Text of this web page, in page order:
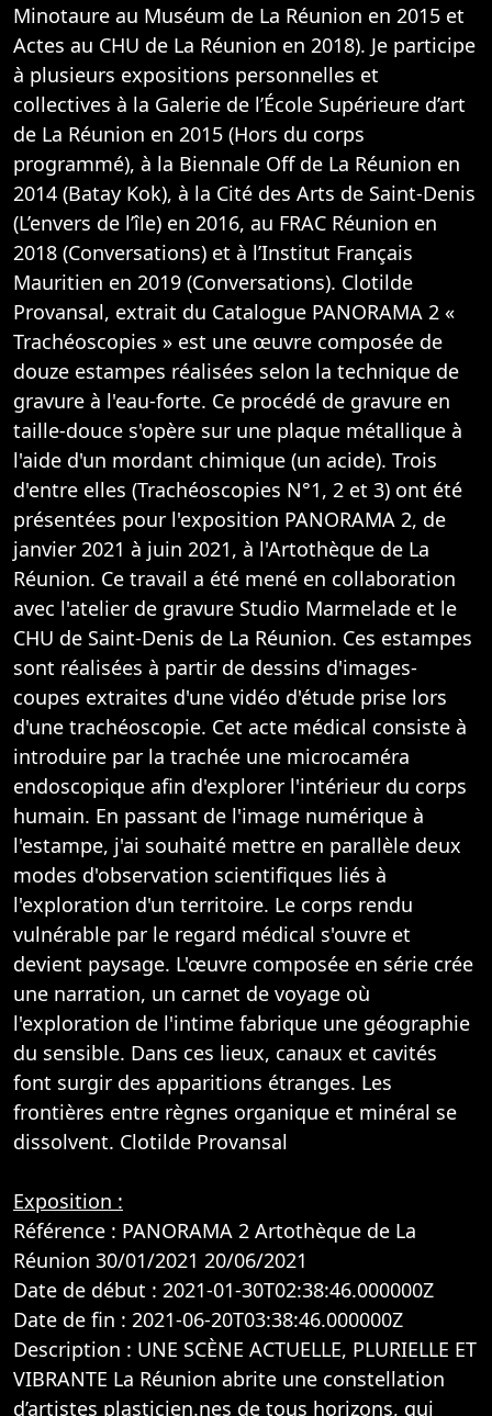
Minotaure au Muséum de La Réunion en 2015 et
Actes au CHU de La Réunion en 2018). Je participe
à plusieurs expositions personnelles et
collectives à la Galerie de l’École Supérieure d’art
de La Réunion en 2015 (Hors du corps
programmé), à la Biennale Off de La Réunion en
2014 (Batay Kok), à la Cité des Arts de Saint-Denis
(L’envers de l’île) en 2016, au FRAC Réunion en
2018 (Conversations) et à l’Institut Français
Mauritien en 2019 (Conversations). Clotilde
Provansal, extrait du Catalogue PANORAMA 2 «
Trachéoscopies » est une œuvre composée de
douze estampes réalisées selon la technique de
gravure à l'eau-forte. Ce procédé de gravure en
taille-douce s'opère sur une plaque métallique à
l'aide d'un mordant chimique (un acide). Trois
d'entre elles (Trachéoscopies N°1, 2 et 3) ont été
présentées pour l'exposition PANORAMA 2, de
janvier 2021 à juin 2021, à l'Artothèque de La
Réunion. Ce travail a été mené en collaboration
avec l'atelier de gravure Studio Marmelade et le
CHU de Saint-Denis de La Réunion. Ces estampes
sont réalisées à partir de dessins d'images-
coupes extraites d'une vidéo d'étude prise lors
d'une trachéoscopie. Cet acte médical consiste à
introduire par la trachée une micro­caméra
endoscopique afin d'explorer l'intérieur du corps
humain. En passant de l'image numérique à
l'estampe, j'ai souhaité mettre en parallèle deux
modes d'observation scientifiques liés à
l'exploration d'un territoire. Le corps rendu
vulnérable par le regard médical s'ouvre et
devient paysage. L'œuvre composée en série crée
une narration, un carnet de voyage où
l'exploration de l'intime fabrique une géographie
du sensible. Dans ces lieux, canaux et cavités
font surgir des apparitions étranges. Les
frontières entre règnes organique et minéral se
dissolvent. Clotilde Provansal
Exposition :
Référence : PANORAMA 2 Artothèque de La
Réunion 30/01/2021 20/06/2021
Date de début : 2021-01-30T02:38:46.000000Z
Date de fin : 2021-06-20T03:38:46.000000Z
Description : UNE SCÈNE ACTUELLE, PLURIELLE ET
VIBRANTE La Réunion abrite une constellation
d’artistes plasticien.nes de tous horizons, qui